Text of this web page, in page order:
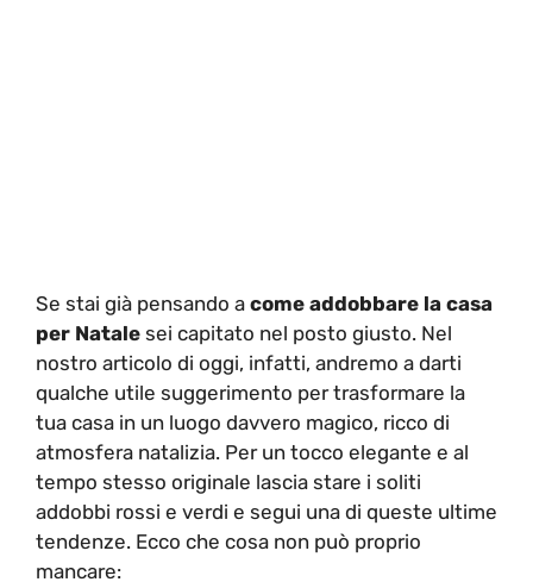
Se stai già pensando a come addobbare la casa
per Natale sei capitato nel posto giusto. Nel
nostro articolo di oggi, infatti, andremo a darti
qualche utile suggerimento per trasformare la
tua casa in un luogo davvero magico, ricco di
atmosfera natalizia. Per un tocco elegante e al
tempo stesso originale lascia stare i soliti
addobbi rossi e verdi e segui una di queste ultime
tendenze. Ecco che cosa non può proprio
mancare: